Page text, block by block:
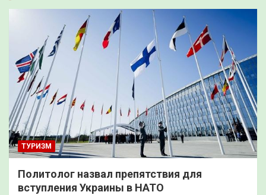
ТУРИЗМ
Политолог назвал препятствия для
вступления Украины в НАТО